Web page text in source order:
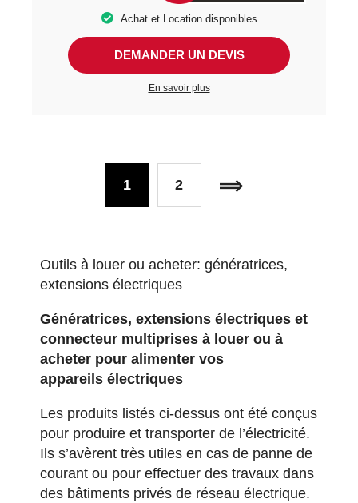
Achat et Location disponibles
DEMANDER UN DEVIS
En savoir plus
1 2
Outils à louer ou acheter: génératrices,
extensions électriques
Génératrices, extensions é lectriques et
connecteur multiprises à louer ou à
acheter pour alimenter vos
appareils é lectriques
Les produits listés ci-dessus ont été conçus
pour produire et transporter de l’électricité.
Ils s’avèrent très utiles en cas de panne de
courant ou pour effectuer des travaux dans
des bâtiments privés de réseau électrique.